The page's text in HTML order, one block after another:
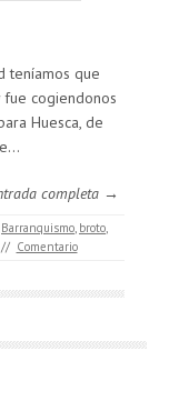
teníamos que
cogiendonos
Huesca, de
completa →
Barranquismo, broto,
// Comentario